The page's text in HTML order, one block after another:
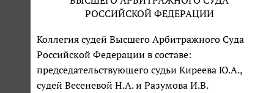
РОССИЙСКОЙ ФЕДЕРАЦИИ
Коллегия судей Высшего Арбитражного Суда
Российской Федерации в составе:
председательствующего судьи Киреева Ю.А.,
судей Весеневой Н.А. и Разумова И.В.